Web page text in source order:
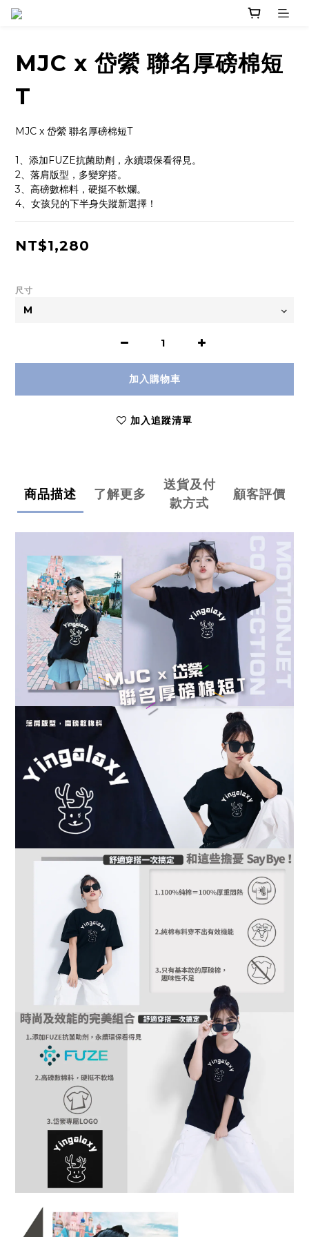
MJC x 岱縈 聯名厚磅棉短
T
MJC x 岱縈 聯名厚磅棉短T
1、添加FUZE抗菌助劑，永續環保看得見。
2、落肩版型，多變穿搭。
3、高磅數棉料，硬挺不軟爛。
4、女孩兒的下半身失蹤新選擇！
NT$1,280
尺寸
加入購物車
加入追蹤清單
商品描述 了解更多
送貨及付
款方式
顧客評價